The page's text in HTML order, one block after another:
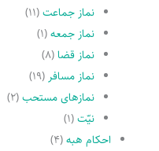
نماز جماعت(۱۱)
نماز جمعه(۱)
نماز قضا(۸)
نماز مسافر (۱۹)
نمازهاى مستحب(۲)
نیّت(۱)
احکام هبه(۴)